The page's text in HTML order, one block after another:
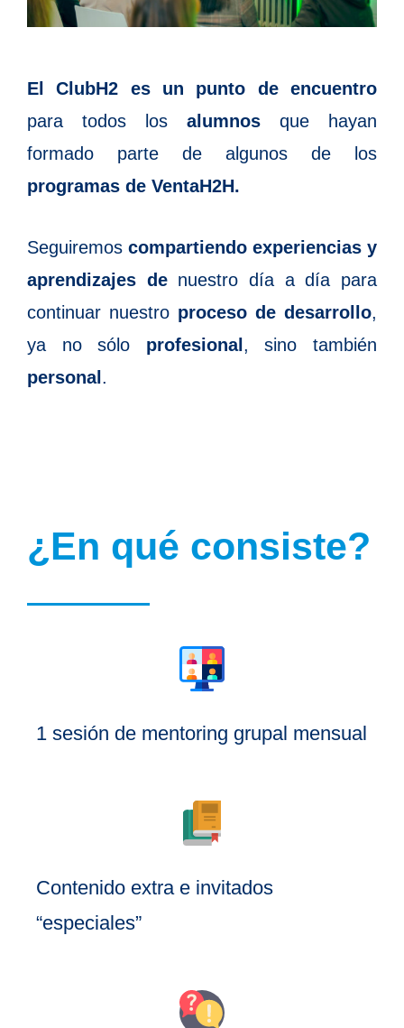
El ClubH2 es un punto de encuentro
para todos los alumnos que hayan
formado parte de algunos de los
programas de VentaH2H.
Seguiremos compartiendo experiencias y
aprendizajes de nuestro día a día para
continuar nuestro proceso de desarrollo,
ya no sólo profesional , sino también
personal .
¿En qué consiste?
1 sesión de mentoring grupal mensual
Contenido extra e invitados
“especiales”